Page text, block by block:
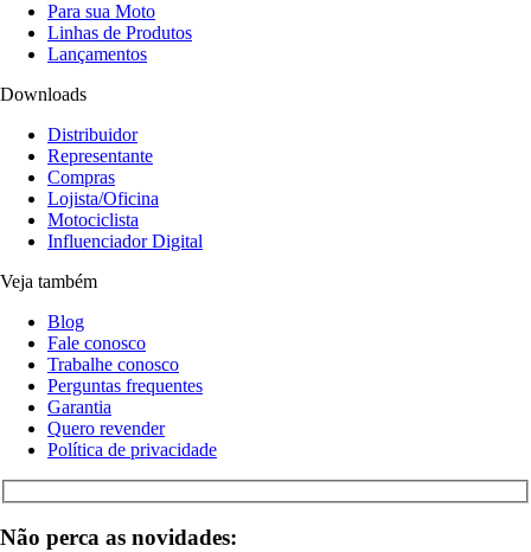
Para sua Moto
Linhas de Produtos
Lançamentos
Downloads
Distribuidor
Representante
Compras
Lojista/Oficina
Motociclista
Influenciador Digital
Veja também
Blog
Fale conosco
Trabalhe conosco
Perguntas frequentes
Garantia
Quero revender
Política de privacidade
Não perca as novidades: